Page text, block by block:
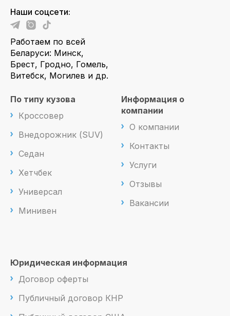
Наши соцсети:
Работаем по всей
Беларуси: Минск,
Брест, Гродно, Гомель,
Витебск, Могилев и др.
По типу кузова
Кроссовер
Внедорожник (SUV)
Седан
Хетчбек
Универсал
Минивен
Информация о
компании
О компании
Контакты
Услуги
Отзывы
Вакансии
Юридическая информация
Договор оферты
Публичный договор КНР